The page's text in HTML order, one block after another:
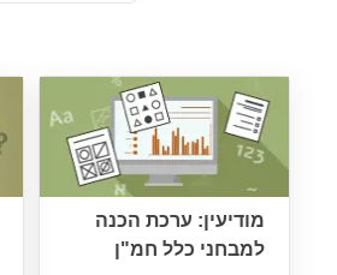
מודיעין: ערכת הכנה
למבחני כלל חמ"ן